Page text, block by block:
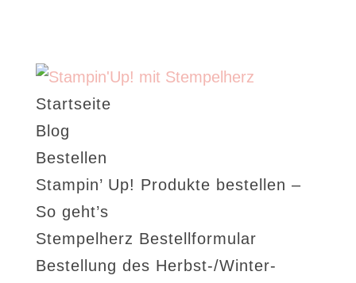
Startseite
Blog
Bestellen
Stampin’ Up! Produkte bestellen –
So geht’s
Stempelherz Bestellformular
Bestellung des Herbst-/Winter-